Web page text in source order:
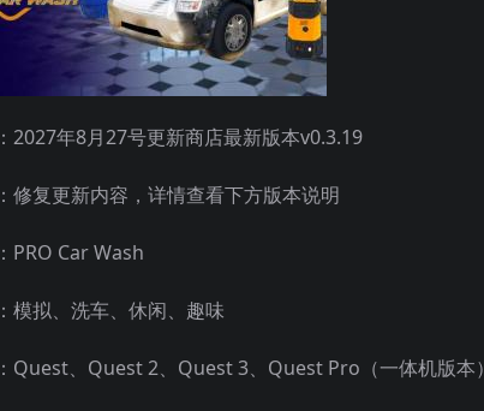
2027年8月27号更新商店最新版本v0.3.19
修复更新内容，详情查看下方版本说明
PRO Car Wash
模拟、洗车、休闲、趣味
Quest、Quest 2、Quest 3、Quest Pro（一体机版本）